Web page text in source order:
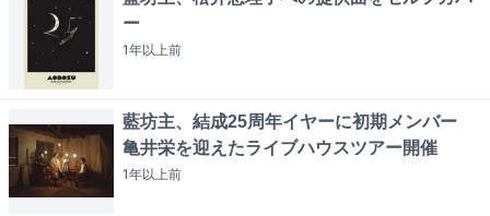
ー
1年以上前
藍坊主、結成25周年イヤーに初期メンバー
亀井栄を迎えたライブハウスツアー開催
1年以上前